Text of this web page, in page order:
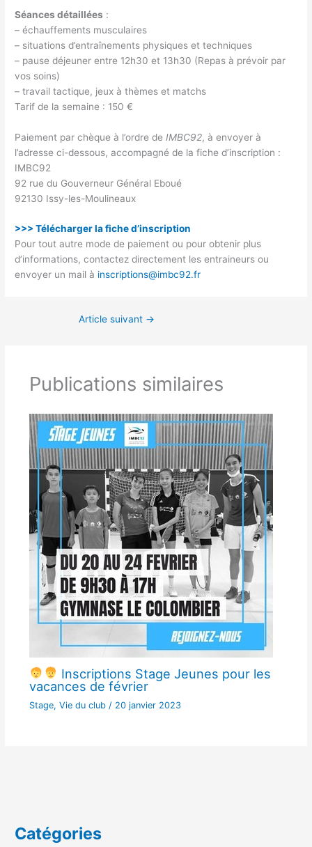
Séances détaillées :
– échauffements musculaires
– situations d’entraînements physiques et techniques
– pause déjeuner entre 12h30 et 13h30 (Repas à prévoir par
vos soins)
– travail tactique, jeux à thèmes et matchs
Tarif de la semaine : 150 €
Paiement par chèque à l’ordre de IMBC92, à envoyer à
l’adresse ci-dessous, accompagné de la fiche d’inscription :
IMBC92
92 rue du Gouverneur Général Eboué
92130 Issy-les-Moulineaux
>>> Télécharger la fiche d’inscription
Pour tout autre mode de paiement ou pour obtenir plus
d’informations, contactez directement les entraineurs ou
envoyer un mail à inscriptions@imbc92.fr
Article suivant →
Publications similaires
Inscriptions Stage Jeunes pour les
vacances de février
Stage, Vie du club/ 20 janvier 2023
Catégories